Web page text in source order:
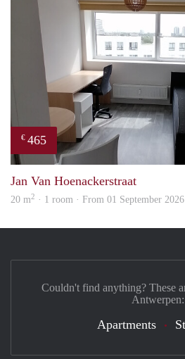
€ 465
Jan Van Hoenackerstraat
20 m2 · 1 room · From 01 September
Couldn't find anything? These
Antwerpen:
Apartments